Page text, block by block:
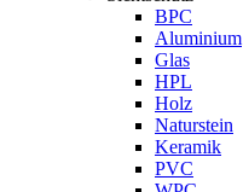
BPC
Aluminium
Glas
HPL
Holz
Naturstein
Keramik
PVC